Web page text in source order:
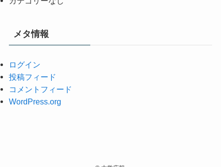
メタ情報
ログイン
投稿フィード
コメントフィード
WordPress.org